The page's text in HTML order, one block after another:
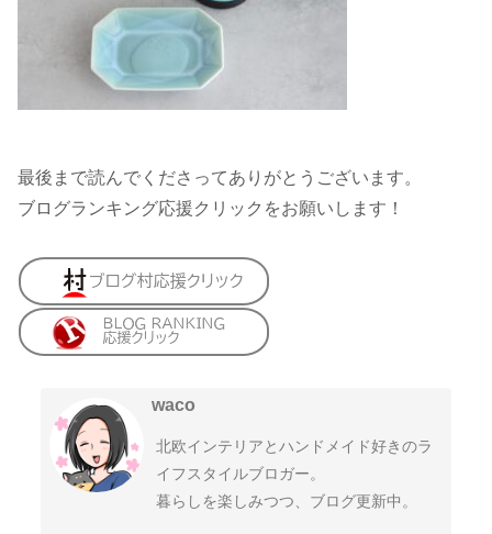
最後まで読んでくださってありがとうございます。
ブログランキング応援クリックをお願いします！
waco
北欧インテリアとハンドメイド好きのラ
イフスタイルブロガー。
暮らしを楽しみつつ、ブログ更新中。